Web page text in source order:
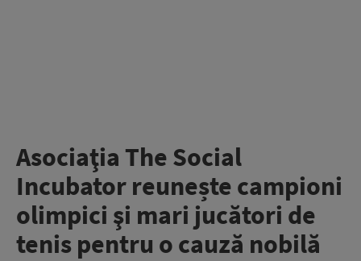
Asociaţia The Social
Incubator reunește campioni
olimpici şi mari jucători de
tenis pentru o cauză nobilă